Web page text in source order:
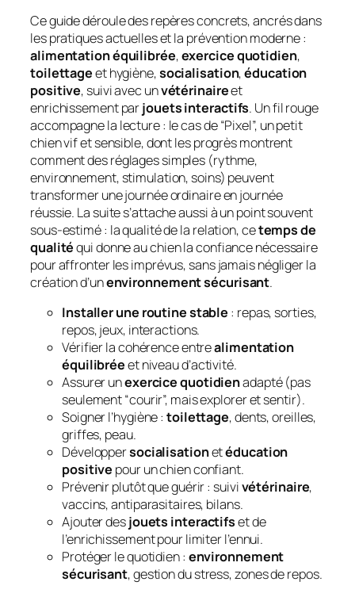
Ce guide déroule des repères concrets, ancrés dans
les pratiques actuelles et la prévention moderne :
alimentation équilibrée,exercice quotidien,
toilettageet hygiène,socialisation,éducation
positive, suivi avec unvétérinaireet
enrichissement parjouets interactifs. Un fil rouge
accompagne la lecture : le cas de “Pixel”, un petit
chien vif et sensible, dont les progrès montrent
comment des réglages simples (rythme,
environnement, stimulation, soins) peuvent
transformer une journée ordinaire en journée
réussie. La suite s’attache aussi à un point souvent
sous-estimé : la qualité de la relation, cetemps de
qualitéqui donne au chien la confiance nécessaire
pour affronter les imprévus, sans jamais négliger la
création d’unenvironnement sécurisant.
Installer une routine stable : repas, sorties,
repos, jeux, interactions.
Vérifier la cohérence entrealimentation
équilibréeet niveau d’activité.
Assurer unexercice quotidienadapté (pas
seulement “courir”, mais explorer et sentir).
Soigner l’hygiène : toilettage, dents, oreilles,
griffes, peau.
Développersocialisationetéducation
positive pour un chien confiant.
Prévenir plutôt que guérir : suivivétérinaire,
vaccins, antiparasitaires, bilans.
Ajouter desjouets interactifset de
l’enrichissement pour limiter l’ennui.
Protéger le quotidien : environnement
sécurisant, gestion du stress, zones de repos.